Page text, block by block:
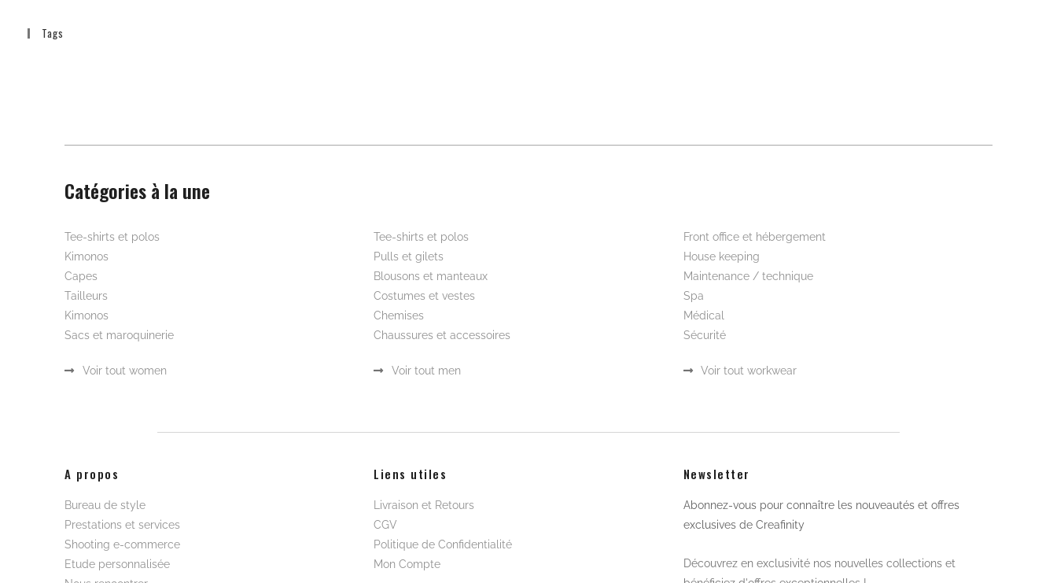
Tags
Catégories à la une
Beautywear pour elle
Tee-shirts et polos
Kimonos
Capes
Tailleurs
Kimonos
Sacs et maroquinerie
Voir tout women
Tee-shirts et polos
Pulls et gilets
Blousons et manteaux
Costumes et vestes
Chemises
Chaussures et accessoires
Voir tout men
Front office et hébergement
House keeping
Maintenance / technique
Spa
Médical
Sécurité
Voir tout workwear
A propos
Bureau de style
Prestations et services
Shooting e-commerce
Etude personnalisée
Liens utiles
Livraison et Retours
CGV
Politique de Confidentialité
Mon Compte
Newsletter
Abonnez-vous pour connaître les nouveautés et offres
exclusives de Creafinity
Découvrez en exclusivité nos nouvelles collections et